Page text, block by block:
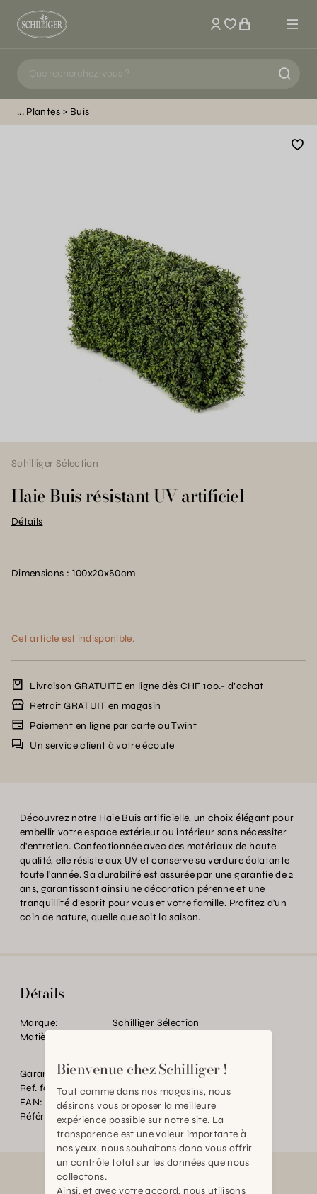
Mon compte
Plantes Buis
Schilliger Sélection
Haie Buis résistant UV artificiel
Détails
Dimensions : 100x20x50cm
Cet article est indisponible.
Livraison GRATUITE en ligne dès CHF 100.- d’achat
Retrait GRATUIT en magasin
Paiement en ligne par carte ou Twint
Un service client à votre écoute
Découvrez notre Haie Buis artificielle, un choix élégant pour
embellir votre espace extérieur ou intérieur sans nécessiter
d'entretien. Confectionnée avec des matériaux de haute
qualité, elle résiste aux UV et conserve sa verdure éclatante
toute l'année. Sa durabilité est assurée par une garantie de 2
ans, garantissant ainsi une décoration pérenne et une
tranquillité d’esprit pour vous et votre famille. Profitez d'un
coin de nature, quelle que soit la saison.
Détails
Marque:
Schilliger Sélection
Matière:
Garantie:
2 ans
Ref. fournisseur:
428566
EAN:
2000000540736
Référence:
BT.P67689.0000.0000.0000
Bienvenue chez Schilliger !
Tout comme dans nos magasins, nous
désirons vous proposer la meilleure
expérience possible sur notre site. La
transparence est une valeur importante à
nos yeux, nous souhaitons donc vous offrir
un contrôle total sur les données que nous
collectons.
Ainsi, et avec votre accord, nous utilisons